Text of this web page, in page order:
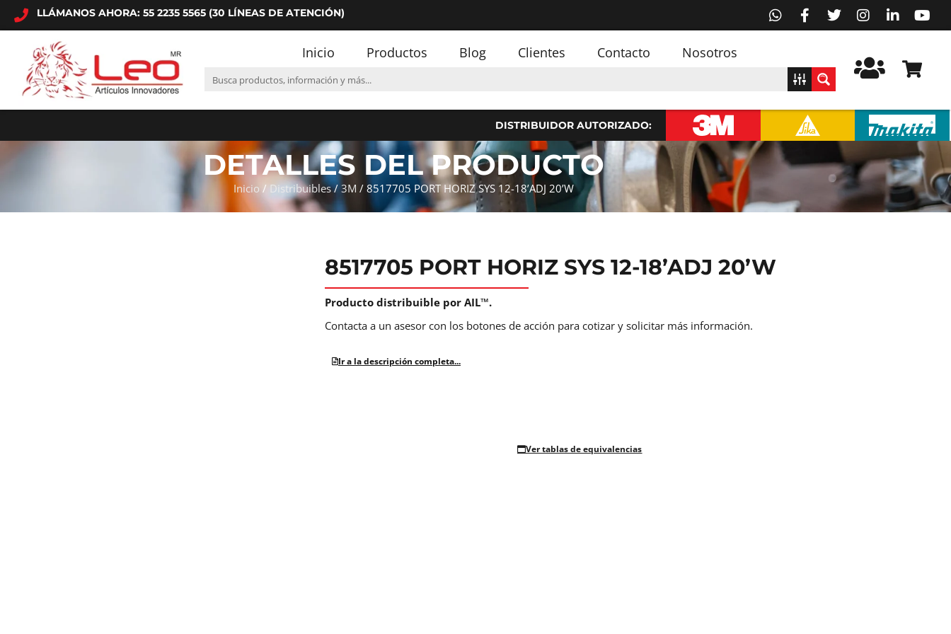
LLÁMANOS AHORA: 55 2235 5565 (30 LÍNEAS DE ATENCIÓN)
Inicio Productos Blog Clientes Contacto Nosotros
DISTRIBUIDOR AUTORIZADO:
DETALLES DEL PRODUCTO
Inicio /Distribuibles/3M / 8517705 PORT HORIZ SYS 12-18’ADJ 20’W
8517705 PORT HORIZ SYS 12-18’ADJ 20’W
Producto distribuible por AIL™.
Contacta a un asesor con los botones de acción para cotizar y solicitar más información.
Ir a la descripción completa...
Ver tablas de equivalencias